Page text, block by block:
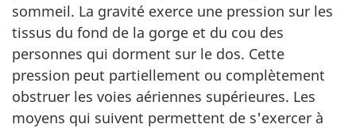
sommeil. La gravité exerce une pression sur les
tissus du fond de la gorge et du cou des
personnes qui dorment sur le dos. Cette
pression peut partiellement ou complètement
obstruer les voies aériennes supérieures. Les
moyens qui suivent permettent de s'exercer à